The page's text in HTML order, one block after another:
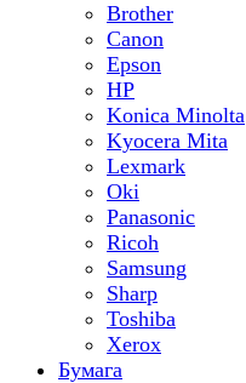
Brother
Canon
Epson
HP
Konica Minolta
Kyocera Mita
Lexmark
Oki
Panasonic
Ricoh
Samsung
Sharp
Toshiba
Xerox
Бумага